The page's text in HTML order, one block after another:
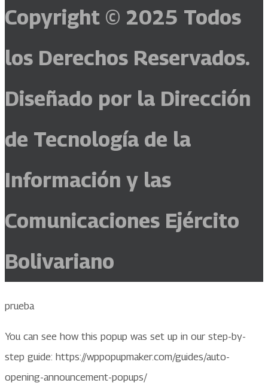
Copyright © 2025 Todos
los Derechos Reservados.
Diseñado por la Dirección
de Tecnología de la
Información y las
Comunicaciones Ejército
Bolivariano
prueba
You can see how this popup was set up in our step-by-
step guide: https://wppopupmaker.com/guides/auto-
opening-announcement-popups/